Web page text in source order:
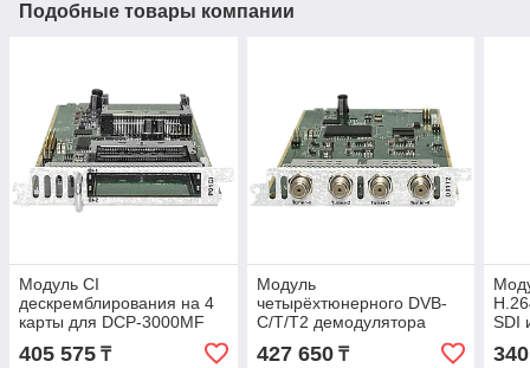
Подобные товары компании
Модуль CI
дескремблирования на 4
карты для DCP-3000MF
405 575 ₸
Модуль
четырёхтюнерного DVB-
C/T/T2 демодулятора
D01T2 для DCP-3000MF
427 650₸
SDI